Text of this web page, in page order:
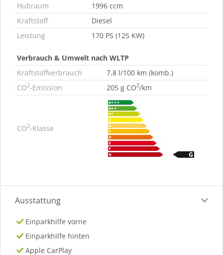
Hubraum
1996 ccm
Kraftstoff
Diesel
Leistung
170 PS (125 KW)
Verbrauch & Umwelt nach WLTP
Kraftstoffverbrauch
7,8 l/100 km (komb.)
CO2-Emission 205 g CO2/km
CO2-Klasse
Ausstattung
Einparkhilfe vorne
Einparkhilfe hinten
Apple CarPlay